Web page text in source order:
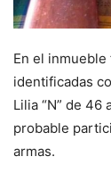
En el
identificadas
Lilia “N” de
probable
armas.